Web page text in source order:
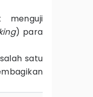
menguji
) para
satu